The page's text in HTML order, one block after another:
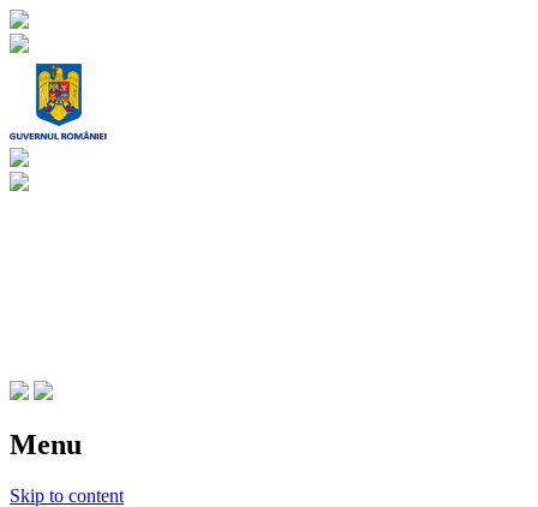
Menu
Skip to content